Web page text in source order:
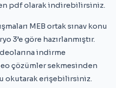
pdf olarak indirebilirsiniz.
MEB ortak sınav konu
3’e göre hazırlanmıştır.
indirme
çözümler sekmesinden
okutarak erişebilirsiniz.